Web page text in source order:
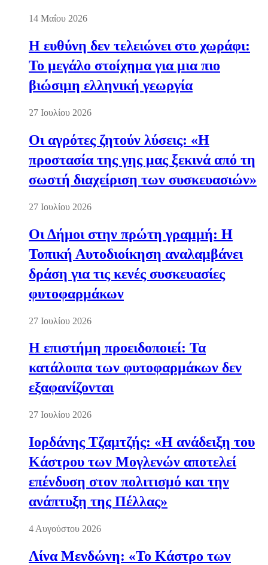
14 Μαΐου 2026
Η ευθύνη δεν τελειώνει στο χωράφι:
Το μεγάλο στοίχημα για μια πιο
βιώσιμη ελληνική γεωργία
27 Ιουλίου 2026
Οι αγρότες ζητούν λύσεις: «Η
προστασία της γης μας ξεκινά από τη
σωστή διαχείριση των συσκευασιών»
27 Ιουλίου 2026
Οι Δήμοι στην πρώτη γραμμή: Η
Τοπική Αυτοδιοίκηση αναλαμβάνει
δράση για τις κενές συσκευασίες
φυτοφαρμάκων
27 Ιουλίου 2026
Η επιστήμη προειδοποιεί: Τα
κατάλοιπα των φυτοφαρμάκων δεν
εξαφανίζονται
27 Ιουλίου 2026
Ιορδάνης Τζαμτζής: «Η ανάδειξη του
Κάστρου των Μογλενών αποτελεί
επένδυση στον πολιτισμό και την
ανάπτυξη της Πέλλας»
4 Αυγούστου 2026
Λίνα Μενδώνη: «Το Κάστρο των